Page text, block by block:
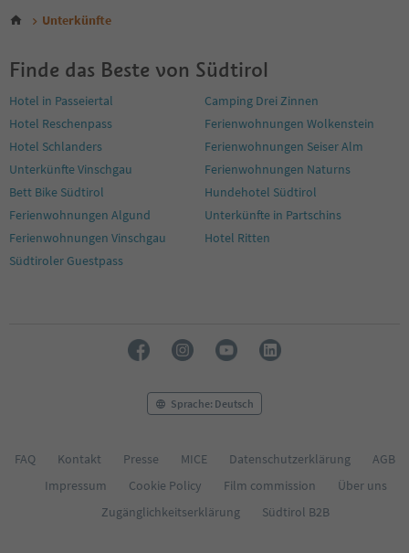
Unterkünfte
Finde das Beste von Südtirol
Hotel in Passeiertal
Camping Drei Zinnen
Hotel Reschenpass
Ferienwohnungen Wolkenstein
Hotel Schlanders
Ferienwohnungen Seiser Alm
Unterkünfte Vinschgau
Ferienwohnungen Naturns
Bett Bike Südtirol
Hundehotel Südtirol
Ferienwohnungen Algund
Unterkünfte in Partschins
Ferienwohnungen Vinschgau
Hotel Ritten
Südtiroler Guestpass
Sprache: Deutsch
FAQ Kontakt Presse MICE Datenschutzerklärung
AGB
Impressum
Cookie Policy Film commission
Über uns
Zugänglichkeitserklärung
Südtirol B2B